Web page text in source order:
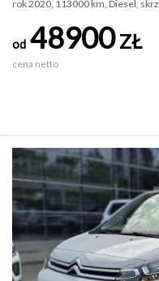
rok 2020, 113000 km, Diesel,
od 48900ZŁ
cena netto